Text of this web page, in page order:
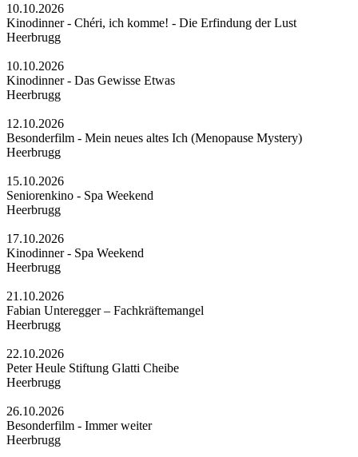
10.10.2026
Kinodinner - Chéri, ich komme! - Die Erfindung der Lust
Heerbrugg
10.10.2026
Kinodinner - Das Gewisse Etwas
Heerbrugg
12.10.2026
Besonderfilm - Mein neues altes Ich (Menopause Mystery)
Heerbrugg
15.10.2026
Seniorenkino - Spa Weekend
Heerbrugg
17.10.2026
Kinodinner - Spa Weekend
Heerbrugg
21.10.2026
Fabian Unteregger – Fachkräftemangel
Heerbrugg
22.10.2026
Peter Heule Stiftung Glatti Cheibe
Heerbrugg
26.10.2026
Besonderfilm - Immer weiter
Heerbrugg